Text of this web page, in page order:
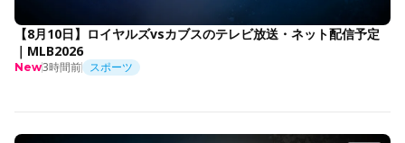
【8月10日】ロイヤルズvsカブスのテレビ放送・ネット配信予定
｜MLB2026
New3時間前 スポーツ